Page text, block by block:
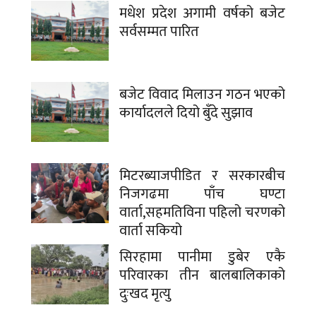
मधेश प्रदेश अगामी वर्षको बजेट
सर्वसम्मत पारित
बजेट विवाद मिलाउन गठन भएको
कार्यादलले दियो बुँदे सुझाव
मिटरब्याजपीडित र सरकारबीच
निजगढमा पाँच घण्टा
वार्ता,सहमतिविना पहिलो चरणको
वार्ता सकियो
सिरहामा पानीमा डुबेर एकै
परिवारका तीन बालबालिकाको
दुःखद मृत्यु